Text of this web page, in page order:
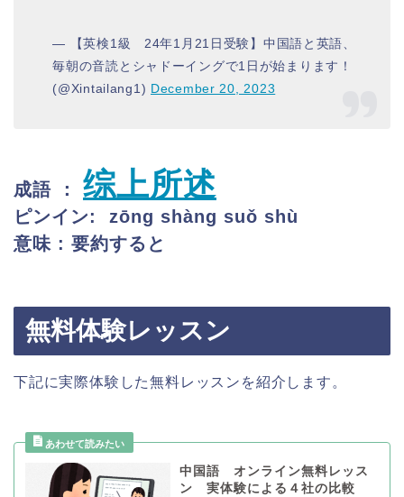
— 【英検1級 24年1月21日受験】中国語と英語、
毎朝の音読とシャドーイングで1日が始まります！
(@Xintailang1) December 20, 2023
成語 ： 综上所述
ピンイン: zōng shàng suǒ shù
意味 : 要約すると
無料体験レッスン
下記に実際体験した無料レッスンを紹介します。
中国語 オンライン無料レッス
ン 実体験による４社の比較